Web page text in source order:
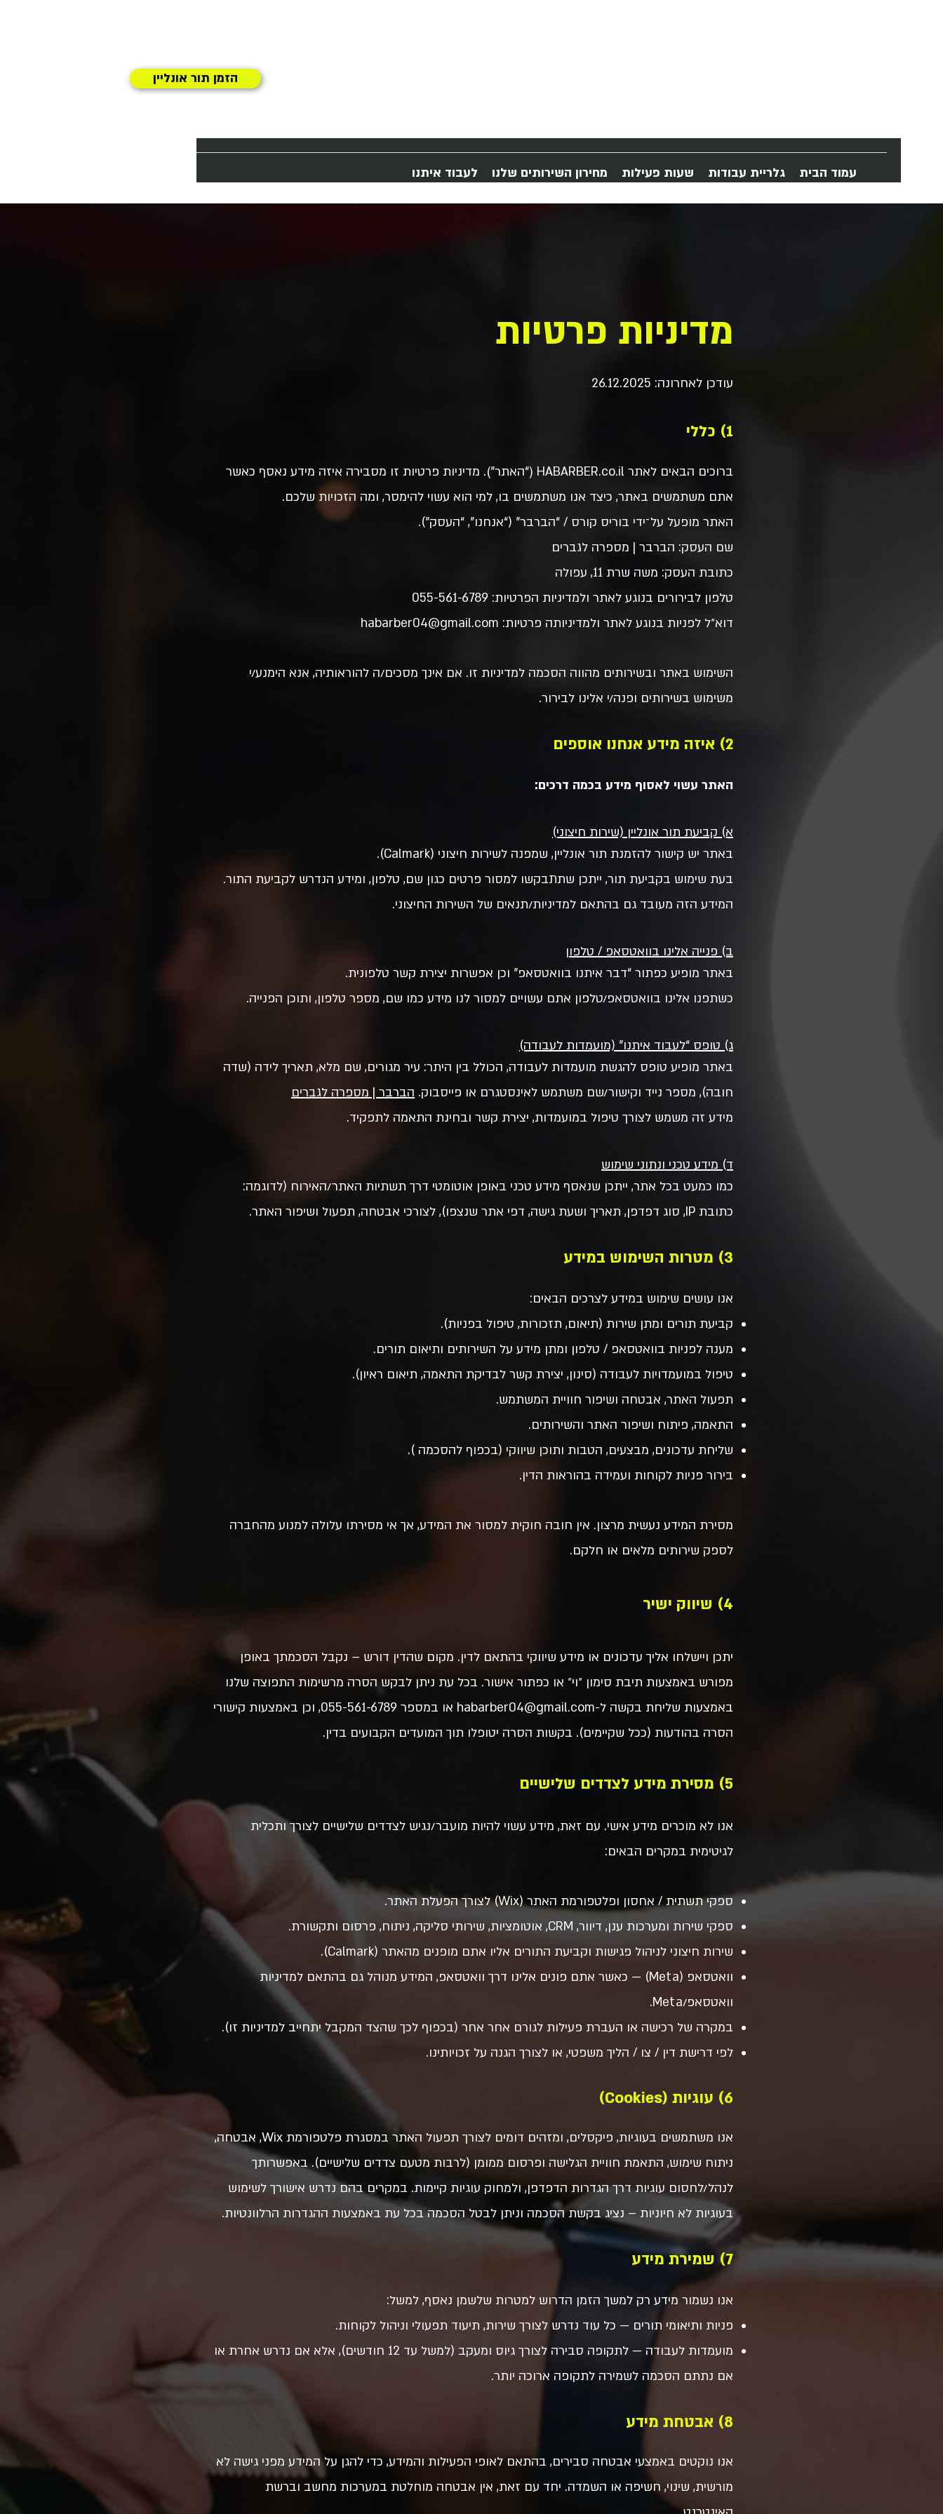
הזמן תור אונליין
עמוד הבית גלריית עבודות שעות פעילות מחירון השירותים שלנו לעבוד איתנו
מדיניות פרטיות
עודכן לאחרונה: 26.12.2025
1) כללי
ברוכים הבאים לאתר HABARBER.co.il (“האתר”). מדיניות פרטיות זו מסבירה איזה מידע נאסף כאשר
אתם משתמשים באתר, כיצד אנו משתמשים בו, למי הוא עשוי להימסר, ומה הזכויות שלכם.
האתר מופעל על־ידי בוריס קורס / “הברבר” (“אנחנו”, “העסק”).
שם העסק: הברבר | מספרה לגברים
כתובת העסק: משה שרת 11, עפולה
טלפון לבירורים בנוגע לאתר ולמדיניות הפרטיות: 055-561-6789
דוא״ל לפניות בנוגע לאתר ולמדיניותה פרטיות: habarber04@gmail.com
השימוש באתר ובשירותים מהווה הסכמה למדיניות זו. אם אינך מסכים/ה להוראותיה, אנא הימנע/י
משימוש בשירותים ופנה/י אלינו לבירור.
2) איזה מידע אנחנו אוספים
האתר עשוי לאסוף מידע בכמה דרכים:
א) קביעת תור אונליין (שירות חיצוני)
באתר יש קישור להזמנת תור אונליין, שמפנה לשירות חיצוני (Calmark).
בעת שימוש בקביעת תור, ייתכן שתתבקשו למסור פרטים כגון שם, טלפון, ומידע הנדרש לקביעת התור.
המידע הזה מעובד גם בהתאם למדיניות/תנאים של השירות החיצוני.
ב) פנייה אלינו בוואטסאפ / טלפון
באתר מופיע כפתור “דבר איתנו בוואטסאפ” וכן אפשרות יצירת קשר טלפונית.
כשתפנו אלינו בוואטסאפ/טלפון אתם עשויים למסור לנו מידע כמו שם, מספר טלפון, ותוכן הפנייה.
ג) טופס “לעבוד איתנו” (מועמדות לעבודה)
באתר מופיע טופס להגשת מועמדות לעבודה, הכולל בין היתר: עיר מגורים, שם מלא, תאריך לידה (שדה
חובה), מספר נייד וקישור/שם משתמש לאינסטגרם או פייסבוק. הברבר | מספרה לגברים
מידע זה משמש לצורך טיפול במועמדות, יצירת קשר ובחינת התאמה לתפקיד.
ד) מידע טכני ונתוני שימוש
כמו כמעט בכל אתר, ייתכן שנאסף מידע טכני באופן אוטומטי דרך תשתיות האתר/האירוח (לדוגמה:
כתובת IP, סוג דפדפן, תאריך ושעת גישה, דפי אתר שנצפו), לצורכי אבטחה, תפעול ושיפור האתר.
3) מטרות השימוש במידע
אנו עושים שימוש במידע לצרכים הבאים:
קביעת תורים ומתן שירות (תיאום, תזכורות, טיפול בפניות).
מענה לפניות בוואטסאפ / טלפון ומתן מידע על השירותים ותיאום תורים.
טיפול במועמדויות לעבודה (סינון, יצירת קשר לבדיקת התאמה, תיאום ראיון).
תפעול האתר, אבטחה ושיפור חוויית המשתמש.
התאמה, פיתוח ושיפור האתר והשירותים.
שליחת עדכונים, מבצעים, הטבות ותוכן שיווקי (בכפוף להסכמה ).
בירור פניות לקוחות ועמידה בהוראות הדין.
מסירת המידע נעשית מרצון. אין חובה חוקית למסור את המידע, אך אי מסירתו עלולה למנוע מהחברה
לספק שירותים מלאים או חלקם.
4) שיווק ישיר
יתכן ויישלחו אליך עדכונים או מידע שיווקי בהתאם לדין. מקום שהדין דורש – נקבל הסכמתך באופן
מפורש באמצעות תיבת סימון ״וי״ או כפתור אישור. בכל עת ניתן לבקש הסרה מרשימות התפוצה שלנו
באמצעות שליחת בקשה ל-habarber04@gmail.com
או במספר 055-561-6789, וכן באמצעות קישורי
הסרה בהודעות (ככל שקיימים). בקשות הסרה יטופלו תוך המועדים הקבועים בדין.
5) מסירת מידע לצדדים שלישיים
אנו לא מוכרים מידע אישי. עם זאת, מידע עשוי להיות מועבר/נגיש לצדדים שלישיים לצורך ותכלית
לגיטימית במקרים הבאים:
ספקי תשתית / אחסון ופלטפורמת האתר (Wix) לצורך הפעלת האתר.
ספקי שירות ומערכות ענן, דיוור, CRM, אוטומציות, שירותי סליקה, ניתוח, פרסום ותקשורת.
שירות חיצוני לניהול פגישות וקביעת התורים אליו אתם מופנים מהאתר (Calmark).
וואטסאפ (Meta) — כאשר אתם פונים אלינו דרך וואטסאפ, המידע מנוהל גם בהתאם למדיניות
וואטסאפ/Meta.
במקרה של רכישה או העברת פעילות לגורם אחר אחר (בכפוף לכך שהצד המקבל יתחייב למדיניות זו).
לפי דרישת דין / צו / הליך משפטי, או לצורך הגנה על זכויותינו.
6) עוגיות (Cookies)
אנו משתמשים בעוגיות, פיקסלים, ומזהים דומים לצורך תפעול האתר במסגרת פלטפורמת Wix, אבטחה,
ניתוח שימוש, התאמת חוויית הגלישה ופרסום ממומן (לרבות מטעם צדדים שלישיים). באפשרותך
לנהל/לחסום עוגיות דרך הגדרות הדפדפן, ולמחוק עוגיות קיימות. במקרים בהם נדרש אישורך לשימוש
בעוגיות לא חיוניות – נציג בקשת הסכמה וניתן לבטל הסכמה בכל עת באמצעות ההגדרות הרלוונטיות.
7) שמירת מידע
אנו נשמור מידע רק למשך הזמן הדרוש למטרות שלשמן נאסף, למשל:
פניות ותיאומי תורים — כל עוד נדרש לצורך שירות, תיעוד תפעולי וניהול לקוחות.
מועמדות לעבודה — לתקופה סבירה לצורך גיוס ומעקב (למשל עד 12 חודשים), אלא אם נדרש
אחרת או
אם נתתם הסכמה לשמירה לתקופה ארוכה יותר.
8) אבטחת מידע
אנו נוקטים באמצעי אבטחה סבירים, בהתאם לאופי הפעילות והמידע, כדי להגן על המידע מפני גישה לא
מורשית, שינוי, חשיפה או השמדה. יחד עם זאת, אין אבטחה מוחלטת במערכות מחשב וברשת